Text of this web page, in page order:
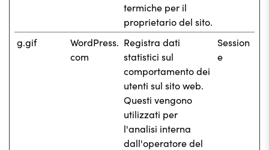
termiche per il
proprietario del sito.
g.gif
WordPress.
com
Registra dati
statistici sul
comportamento dei
utenti sul sito web.
Questi vengono
utilizzati per
l'analisi interna
dall'operatore del
Session
e